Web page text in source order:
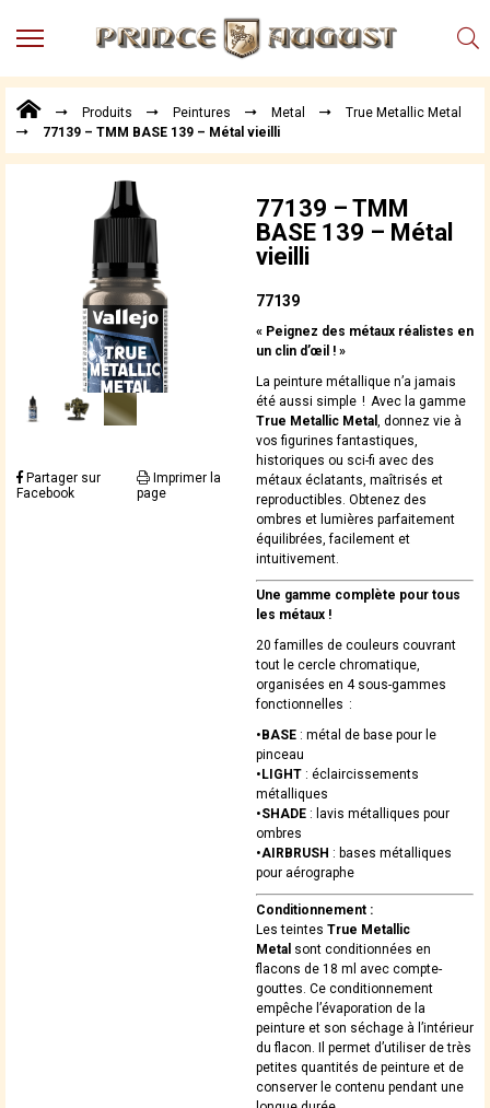
MENU
Points
de
Vente
Actualités
Téléchargements
Techniques,
trucs et
astuces
Vidéos
Produits Peintures Metal
True Metallic Metal
77139 – TMM BASE 139 – Métal vieilli
Partager sur
Facebook
Imprimer la
page
77139 – TMM
BASE 139 – Métal
vieilli
77139
« Peignez des métaux réalistes en
un clin d’œil ! »
La peinture métallique n’a jamais
été aussi simple ! Avec la gamme
True Metallic Metal , donnez vie à
vos figurines fantastiques,
historiques ou sci-fi avec des
métaux éclatants, maîtrisés et
reproductibles. Obtenez des
ombres et lumières parfaitement
équilibrées, facilement et
intuitivement.
Une gamme complète pour tous
les métaux !
20 familles de couleurs couvrant
tout le cercle chromatique,
organisées en 4 sous-gammes
fonctionnelles :
•BASE : métal de base pour le
pinceau
•LIGHT : éclaircissements
métalliques
•SHADE : lavis métalliques pour
ombres
•AIRBRUSH : bases métalliques
pour aérographe
Conditionnement :
Les teintes True Metallic
Metal sont conditionnées en
flacons de 18 ml avec compte-
gouttes. Ce conditionnement
empêche l’évaporation de la
peinture et son séchage à l’intérieur
du flacon. Il permet d’utiliser de très
petites quantités de peinture et de
conserver le contenu pendant une